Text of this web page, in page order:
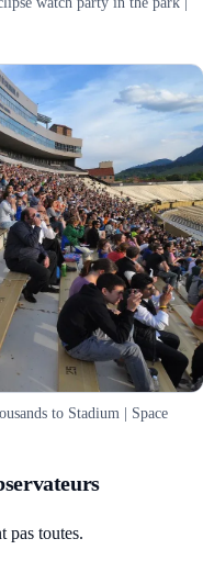
to Stadium | Space
pas toutes.